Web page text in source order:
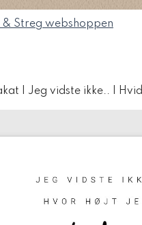
& Streg webshoppen
| Jeg vidste ikke.. | Hvid